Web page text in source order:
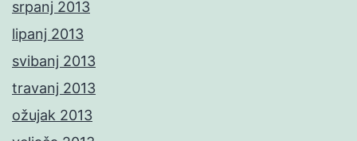
srpanj 2013
lipanj 2013
svibanj 2013
travanj 2013
ožujak 2013